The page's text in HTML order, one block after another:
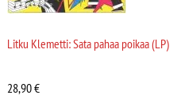
Litku Klemetti: Sata pahaa poikaa (LP)
28,90€